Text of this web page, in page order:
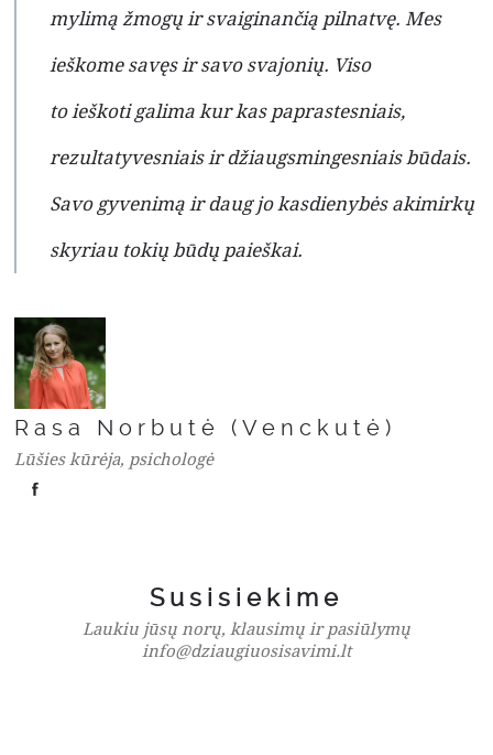
mylimą žmogų ir svaiginančią pilnatvę. Mes
ieškome savęs ir savo svajonių. Viso
to ieškoti galima kur kas paprastesniais,
rezultatyvesniais ir džiaugsmingesniais būdais.
Savo gyvenimą ir daug jo kasdienybės akimirkų
skyriau tokių būdų paieškai.
Rasa Norbutė (Venckutė)
Lūšies kūrėja, psichologė
Susisiekime
Laukiu jūsų norų, klausimų ir pasiūlymų
info@dziaugiuosisavimi.lt